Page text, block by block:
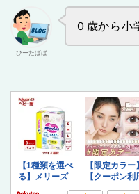
ひーたぱぱ
０歳から小